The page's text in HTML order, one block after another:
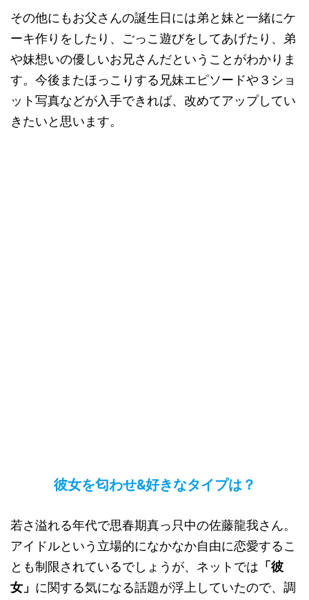
その他にもお父さんの誕生日には弟と妹と一緒にケ
ーキ作りをしたり、ごっこ遊びをしてあげたり、弟
や妹想いの優しいお兄さんだということがわかりま
す。今後またほっこりする兄妹エピソードや３ショ
ット写真などが入手できれば、改めてアップしてい
きたいと思います。
彼女を匂わせ&好きなタイプは？
若さ溢れる年代で思春期真っ只中の佐藤龍我さん。
アイドルという立場的になかなか自由に恋愛するこ
とも制限されているでしょうが、ネットでは 「彼
女」 に関する気になる話題が浮上していたので、調